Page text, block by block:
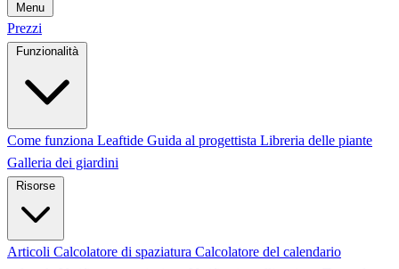
Menu
Prezzi
Funzionalità
Come funziona Leaftide Guida al progettista Libreria delle piante
Galleria dei giardini
Risorse
Articoli Calcolatore di spaziatura Calcolatore del calendario